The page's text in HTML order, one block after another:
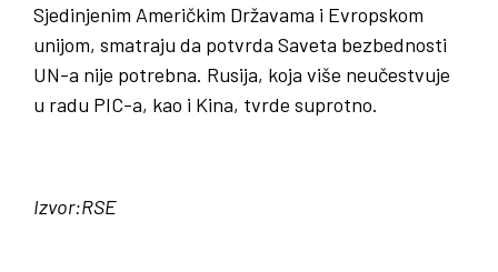
Sjedinjenim Američkim Državama i Evropskom
unijom, smatraju da potvrda Saveta bezbednosti
UN-a nije potrebna. Rusija, koja više neučestvuje
u radu PIC-a, kao i Kina, tvrde suprotno.
Izvor:RSE